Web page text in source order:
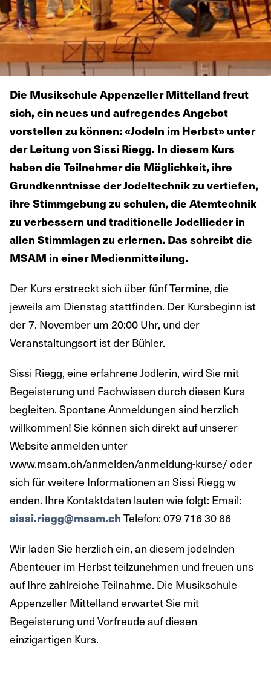
Die Musikschule Appenzeller Mittelland freut
sich, ein neues und aufregendes Angebot
vorstellen zu können: «Jodeln im Herbst» unter
der Leitung von Sissi Riegg. In diesem Kurs
haben die Teilnehmer die Möglichkeit, ihre
Grundkenntnisse der Jodeltechnik zu vertiefen,
ihre Stimmgebung zu schulen, die Atemtechnik
zu verbessern und traditionelle Jodellieder in
allen Stimmlagen zu erlernen. Das schreibt die
MSAM in einer Medienmitteilung.
Der Kurs erstreckt sich über fünf Termine, die
jeweils am Dienstag stattfinden. Der Kursbeginn ist
der 7. November um 20:00 Uhr, und der
Veranstaltungsort ist der Bühler.
Sissi Riegg, eine erfahrene Jodlerin, wird Sie mit
Begeisterung und Fachwissen durch diesen Kurs
begleiten. Spontane Anmeldungen sind herzlich
willkommen! Sie können sich direkt auf unserer
Website anmelden unter
www.msam.ch/anmelden/anmeldung-kurse/ oder
sich für weitere Informationen an Sissi Riegg w
enden. Ihre Kontaktdaten lauten wie folgt: Email:
sissi.riegg@msam.ch Telefon: 079 716 30 86
Wir laden Sie herzlich ein, an diesem jodelnden
Abenteuer im Herbst teilzunehmen und freuen uns
auf Ihre zahlreiche Teilnahme. Die Musikschule
Appenzeller Mittelland erwartet Sie mit
Begeisterung und Vorfreude auf diesen
einzigartigen Kurs.